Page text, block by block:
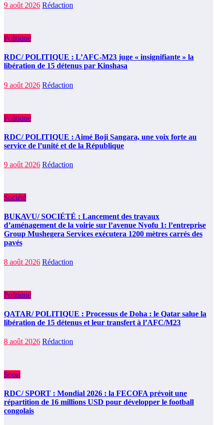
9 août 2026 Rédaction
Politique
RDC/ POLITIQUE : L’AFC-M23 juge « insignifiante » la
libération de 15 détenus par Kinshasa
9 août 2026 Rédaction
Politique
RDC/ POLITIQUE : Aimé Boji Sangara, une voix forte au
service de l’unité et de la République
9 août 2026 Rédaction
Société
BUKAVU/ SOCIÉTÉ : Lancement des travaux
d’aménagement de la voirie sur l’avenue Nyofu 1: l’entreprise
Group Mushegera Services exécutera 1200 mètres carrés des
pavés
8 août 2026 Rédaction
Politique
QATAR/ POLITIQUE : Processus de Doha : le Qatar salue la
libération de 15 détenus et leur transfert à l’AFC/M23
8 août 2026 Rédaction
Sport
RDC/ SPORT : Mondial 2026 : la FECOFA prévoit une
répartition de 16 millions USD pour développer le football
congolais